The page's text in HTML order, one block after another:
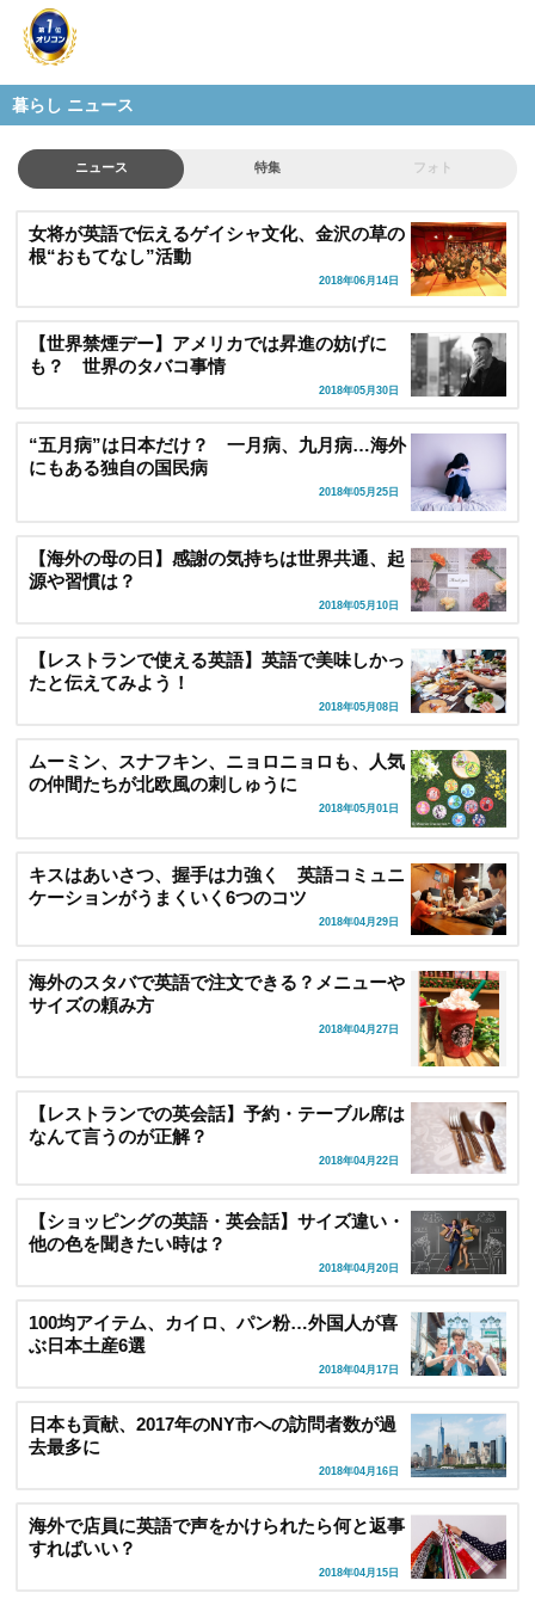
暮らし ニュース
ニュース 特集 フォト
女将が英語で伝えるゲイシャ文化、金沢の草の
根“おもてなし”活動
2018年06月14日
【世界禁煙デー】アメリカでは昇進の妨げに
も？ 世界のタバコ事情
2018年05月30日
“五月病”は日本だけ？ 一月病、九月病…海外
にもある独自の国民病
2018年05月25日
【海外の母の日】感謝の気持ちは世界共通、起
源や習慣は？
2018年05月10日
【レストランで使える英語】英語で美味しかっ
たと伝えてみよう！
2018年05月08日
ムーミン、スナフキン、ニョロニョロも、人気
の仲間たちが北欧風の刺しゅうに
2018年05月01日
キスはあいさつ、握手は力強く 英語コミュニ
ケーションがうまくいく6つのコツ
2018年04月29日
海外のスタバで英語で注文できる？メニューや
サイズの頼み方
2018年04月27日
【レストランでの英会話】予約・テーブル席は
なんて言うのが正解？
2018年04月22日
【ショッピングの英語・英会話】サイズ違い・
他の色を聞きたい時は？
2018年04月20日
100均アイテム、カイロ、パン粉…外国人が喜
ぶ日本土産6選
2018年04月17日
日本も貢献、2017年のNY市への訪問者数が過
去最多に
2018年04月16日
海外で店員に英語で声をかけられたら何と返事
すればいい？
2018年04月15日